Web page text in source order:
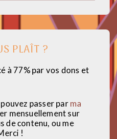
PLAÎT ?
à 77% par vos dons et
passer parma
mensuellement sur
de contenu, ou me
!